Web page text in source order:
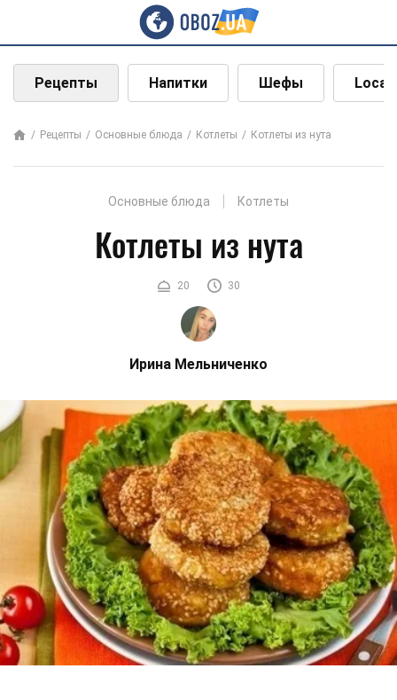
Рецепты Напитки Шефы Local
Рецепты Основные блюда Котлеты Котлеты из нута
Основные блюда Котлеты
Котлеты из нута
20 30
Ирина Мельниченко